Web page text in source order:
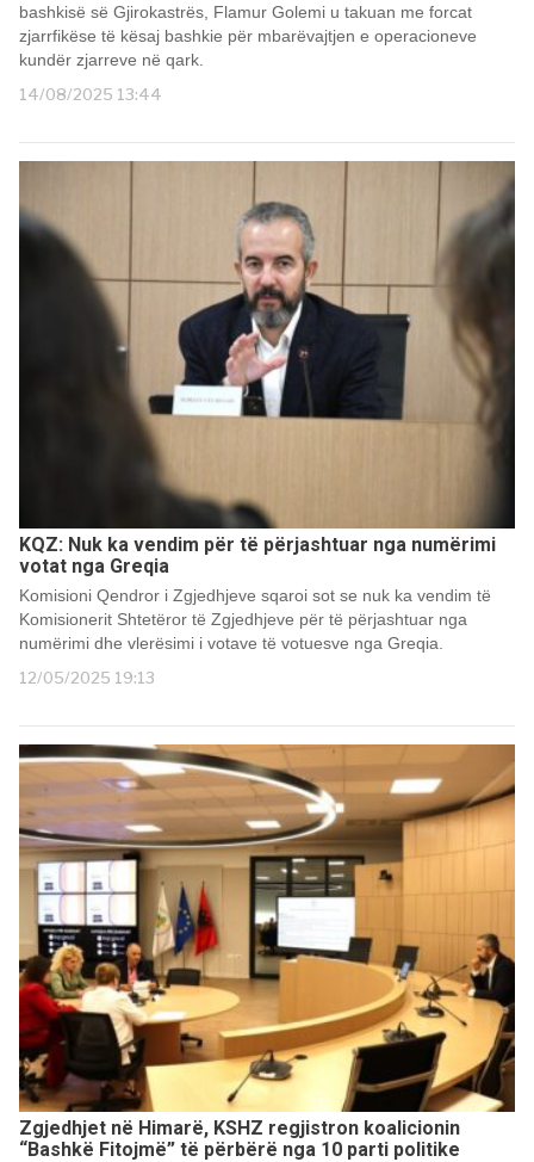
bashkisë së Gjirokastrës, Flamur Golemi u takuan me forcat
zjarrfikëse të kësaj bashkie për mbarëvajtjen e operacioneve
kundër zjarreve në qark.
14/08/2025 13:44
KQZ: Nuk ka vendim për të përjashtuar nga numërimi
votat nga Greqia
Komisioni Qendror i Zgjedhjeve sqaroi sot se nuk ka vendim të
Komisionerit Shtetëror të Zgjedhjeve për të përjashtuar nga
numërimi dhe vlerësimi i votave të votuesve nga Greqia.
12/05/2025 19:13
Zgjedhjet në Himarë, KSHZ regjistron koalicionin
“Bashkë Fitojmë” të përbërë nga 10 parti politike